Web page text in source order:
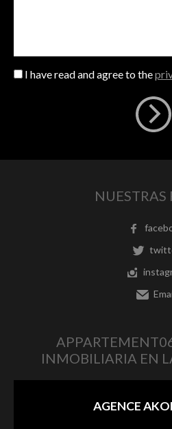
I have read and agree to the
NUESTRAS
INMOBILIARIA EN
AGENCE